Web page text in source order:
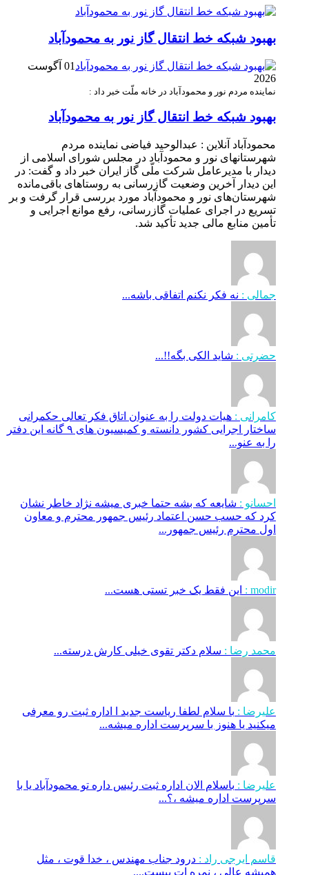
بهبود شبکه خط انتقال گاز نور به محمودآباد
01 آگوست
2026
نماینده مردم نور و محمودآباد در خانه ملّت خبر داد :
بهبود شبکه خط انتقال گاز نور به محمودآباد
محمودآباد آنلاین : عبدالوحید فیاضی نماینده مردم
شهرستانهای نور و محمودآباد در مجلس شورای اسلامی از
دیدار با مدیرعامل شرکت ملّی گاز ایران خبر داد و گفت: در
این دیدار آخرین وضعیت گازرسانی به روستاهای باقی‌مانده
شهرستان‌های نور و محمودآباد مورد بررسی قرار گرفت و بر
تسریع در اجرای عملیات گازرسانی، رفع موانع اجرایی و
تأمین منابع مالی جدید تأکید شد.
جمالی : نه فکر نکنم اتفاقی باشه...
حضرتی : شاید الکی بگه!!...
کامرانی : هیات دولت را به عنوان اتاق فکر تعالی حکمرانی
ساختار اجرایی کشور دانسته و کمیسیون های ۹ گانه این دفتر
را به عنو...
احسانو : شایعه که بشه حتما خبری میشه نژاد خاطر نشان
کرد که حسب حسن اعتماد رئیس جمهور محترم و معاون
اول محترم رئیس جمهور...
modir : این فقط یک خبر تستی هست...
محمد رضا : سلام دکتر تقوی خیلی کارش درسته...
علیرضا : با سلام لطفا ریاست جدید ا اداره ثبت‌ رو معرفی
میکنید یا هنوز با سرپرست اداره‌ میشه...
علیرضا : باسلام الان اداره ثبت رئیس داره تو محمودآباد یا با
سرپرست اداره میشه ،؟...
قاسم ایرجی راد : درود جناب مهندس ، خدا قوت ، مثل
همیشه عالی ، نمره ات بیست....